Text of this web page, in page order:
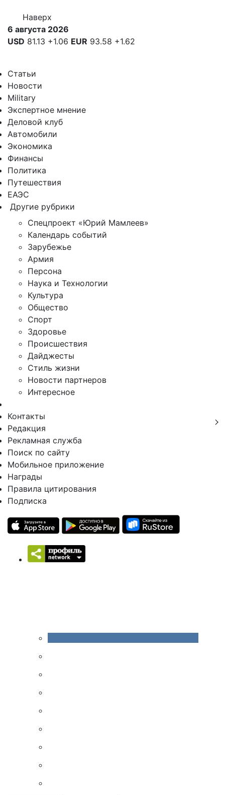
Наверх
6 августа 2026
USD 81.13 +1.06 EUR 93.58 +1.62
Статьи
Новости
Military
Экспертное мнение
Деловой клуб
Автомобили
Экономика
Финансы
Политика
Путешествия
ЕАЭС
Другие рубрики
Спецпроект «Юрий Мамлеев»
Календарь событий
Зарубежье
Армия
Персона
Наука и Технологии
Культура
Общество
Спорт
Здоровье
Происшествия
Дайджесты
Стиль жизни
Новости партнеров
Интересное
Контакты
Редакция
Рекламная служба
Поиск по сайту
Мобильное приложение
Награды
Правила цитирования
Подписка